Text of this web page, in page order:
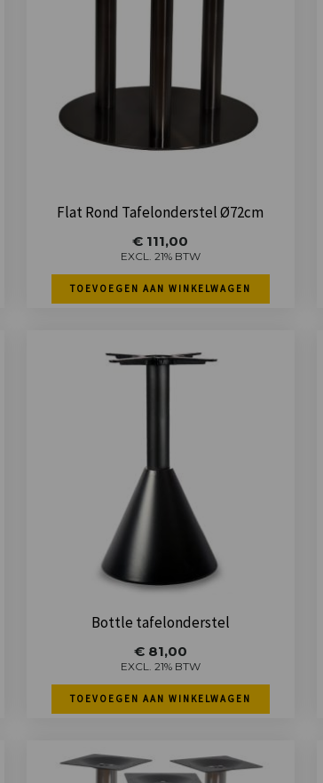
Flat Rond Tafelonderstel Ø72cm
€ 111,00
EXCL. 21% BTW
TOEVOEGEN AAN WINKELWAGEN
Bottle tafelonderstel
€81,00
EXCL. 21% BTW
TOEVOEGEN AAN WINKELWAGEN